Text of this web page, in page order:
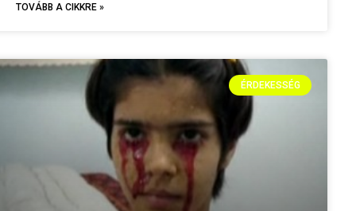
TOVÁBB A CIKKRE »
ÉRDEKESSÉG